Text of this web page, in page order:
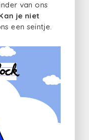
van ons
je niet
een seintje.